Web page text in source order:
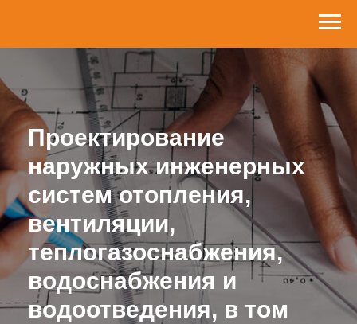
Проектирование
наружных инженерных
систем отопления,
вентиляции,
теплогазоснабжения,
водоснабжения и
водоотведения, в том